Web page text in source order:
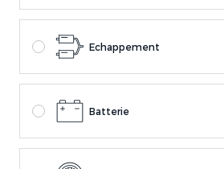
Echappement
Batterie